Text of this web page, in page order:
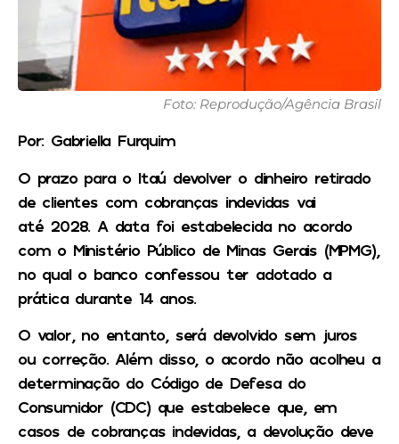
Foto: Reprodução/Agência Brasil
Por: Gabriella Furquim
O prazo para o Itaú devolver o dinheiro retirado
de clientes com cobranças indevidas vai
até 2028. A data foi estabelecida no acordo
com o Ministério Público de Minas Gerais (MPMG),
no qual o banco confessou ter adotado a
prática durante 14 anos.
O valor, no entanto, será devolvido sem juros
ou correção. Além disso, o acordo não acolheu a
determinação do Código de Defesa do
Consumidor (CDC) que estabelece que, em
casos de cobranças indevidas, a devolução deve